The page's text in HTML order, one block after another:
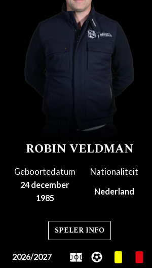
ROBIN VELDMAN
Geboortedatum
24 december
1985
Nationaliteit
Nederland
SPELER INFO
2026/2027